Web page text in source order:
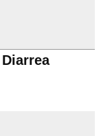
Diarrea